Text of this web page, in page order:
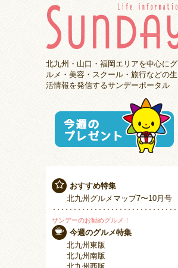
北九州・山口・福岡エリアを中心にグ
ルメ・美容・スクール・旅行などの生
活情報を発信するサンデーポータル
おすすめ特集
北九州グルメマップ7〜10月号
サンデーのお勧めグルメ！
今週のグルメ特集
北九州東版
北九州南版